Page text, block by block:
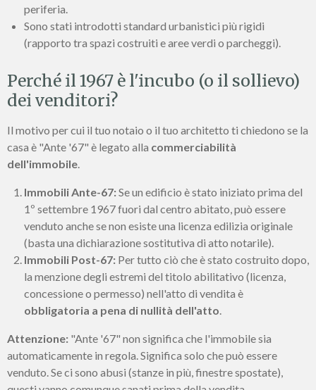
periferia.
Sono stati introdotti standard urbanistici più rigidi
(rapporto tra spazi costruiti e aree verdi o parcheggi).
Perché il 1967 è l'incubo (o il sollievo)
dei venditori?
Il motivo per cui il tuo notaio o il tuo architetto ti chiedono se la
casa è "Ante '67" è legato alla commerciabilità
dell'immobile.
Immobili Ante-67:Se un edificio è stato iniziato prima del
1º settembre 1967 fuori dal centro abitato, può essere
venduto anche se non esiste una licenza edilizia originale
(basta una dichiarazione sostitutiva di atto notarile).
Immobili Post-67: Per tutto ciò che è stato costruito dopo,
la menzione degli estremi del titolo abilitativo (licenza,
concessione o permesso) nell'atto di vendita è
obbligatoria a pena di nullità dell'atto.
Attenzione: "Ante '67" non significa che l'immobile sia
automaticamente in regola. Significa solo che può essere
venduto. Se ci sono abusi (stanze in più, finestre spostate),